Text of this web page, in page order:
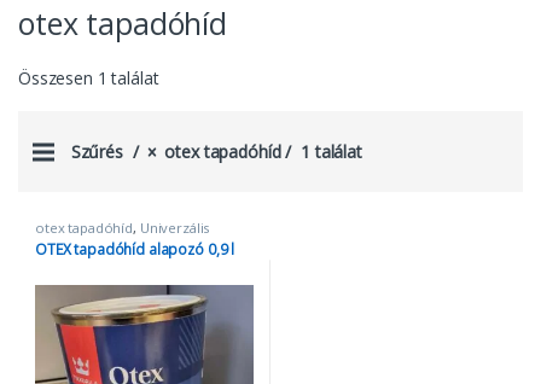
otex tapadóhíd
Összesen 1 találat
Szűrés otex tapadóhíd 1 találat
otex tapadóhíd, Univerzális
alapozók
OTEX tapadóhíd alapozó 0,9 l